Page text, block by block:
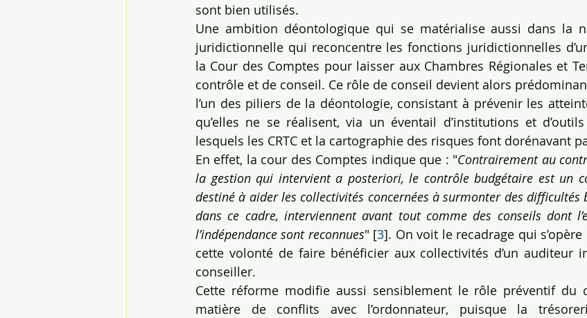
sont bien utilisés.
Une ambition déontologique qui se matérialise aussi dans la
juridictionnelle qui reconcentre les fonctions juridictionnelles
la Cour des Comptes pour laisser aux Chambres Régionales et
contrôle et de conseil. Ce rôle de conseil devient alors
l’un des piliers de la déontologie, consistant à prévenir les
qu’elles ne se réalisent, via un éventail d’institutions et
lesquels les CRTC et la cartographie des risques font dorénavant
En effet, la cour des Comptes indique que : "Contrairement au
la gestion qui intervient a posteriori, le contrôle budgétaire est un
destiné à aider les collectivités concernées à surmonter des difficultés
dans ce cadre, interviennent avant tout comme des conseils dont
l’indépendance sont reconnues" [3]. On voit le recadrage qui
cette volonté de faire bénéficier aux collectivités d’un auditeur
conseiller.
Cette réforme modifie aussi sensiblement le rôle préventif du
matière de conflits avec l’ordonnateur, puisque la